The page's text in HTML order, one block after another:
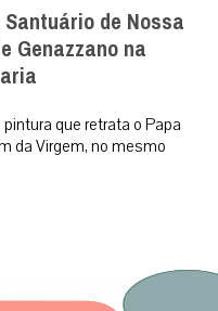
de Nossa
Genazzano na
que retrata o Papa
da Virgem, no mesmo